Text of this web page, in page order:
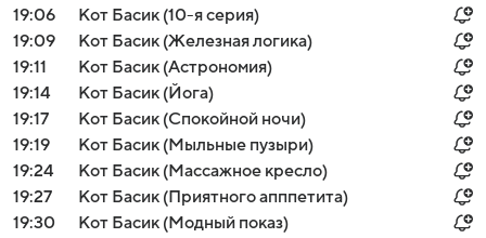
19:06
Кот Басик (10-я серия)
19:09
Кот Басик (Железная логика)
19:11
Кот Басик (Астрономия)
19:14
Кот Басик (Йога)
19:17
Кот Басик (Спокойной ночи)
19:19
Кот Басик (Мыльные пузыри)
19:24
Кот Басик (Массажное кресло)
19:27
Кот Басик (Приятного апппетита)
19:30
Кот Басик (Модный показ)